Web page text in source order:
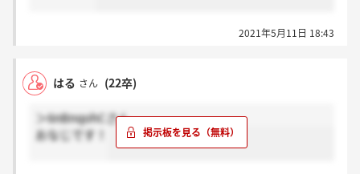
2021年5月11日 18:43
はる さん (22卒)
＞6nBnqohCさん
おなじです！